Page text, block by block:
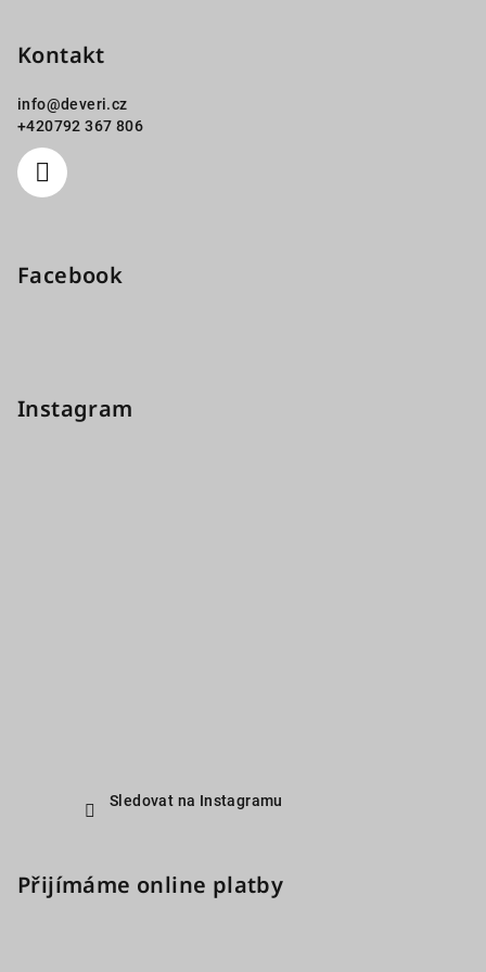
Kontakt
info@deveri.cz
+420792 367 806
Facebook
Instagram
Sledovat na Instagramu
Přijímáme online platby